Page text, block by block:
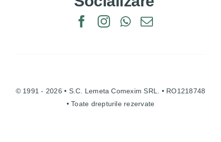
© 1991 - 2026 • S.C. Lemeta Comexim SRL. • RO1218748
• Toate drepturile rezervate